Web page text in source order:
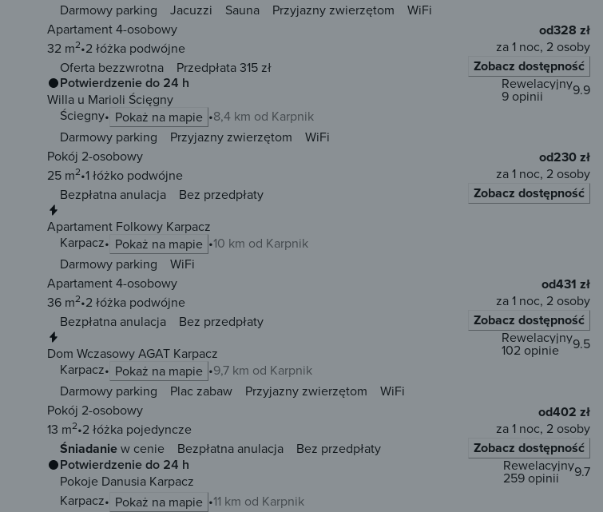
Darmowy parking Jacuzzi Sauna Przyjazny zwierzętom
WiFi
Apartament 4-osobowy
32 m2 2 łóżka podwójne
Oferta bezzwrotna
Przedpłata 315 zł
od328 zł
za 1 noc, 2 osoby
Zobacz dostępność
Potwierdzenie do 24 h
Willa u Marioli Ścięgny
Ściegny
Pokaż na mapie 8,4 km od Karpnik
9.9
Rewelacyjny
9 opinii
Darmowy parking Przyjazny zwierzętom
WiFi
Pokój 2-osobowy
25 m2 1 łóżko podwójne
Bezpłatna anulacja
Bez przedpłaty
od230 zł
za 1 noc, 2 osoby
Zobacz dostępność
Apartament Folkowy Karpacz
Karpacz
Pokaż na mapie
10 km od Karpnik
Darmowy parking
WiFi
Apartament 4-osobowy
36 m2 2 łóżka podwójne
Bezpłatna anulacja
Bez przedpłaty
od431 zł
za 1 noc, 2 osoby
Zobacz dostępność
Dom Wczasowy AGAT Karpacz
Karpacz
Pokaż na mapie 9,7 km od Karpnik
9.5
Rewelacyjny
102 opinie
Darmowy parking Plac zabaw Przyjazny zwierzętom
WiFi
Pokój 2-osobowy
13 m2 2 łóżka pojedyncze
Śniadaniew cenie Bezpłatna anulacja Bez przedpłaty
od402 zł
za 1 noc, 2 osoby
Zobacz dostępność
Potwierdzenie do 24 h
Pokoje Danusia Karpacz
Karpacz
Pokaż na mapie 11 km od Karpnik
9.7
Rewelacyjny
259 opinii